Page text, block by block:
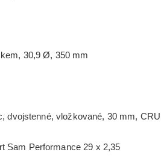
30,9 Ø, 350 mm
dvojstenné, vložkované, 30 mm,
Sam Performance 29 x 2,35